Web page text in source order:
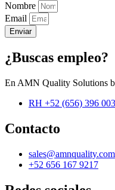
Nombre
Email
Enviar
¿Buscas empleo?
En AMN Quality Solutions
RH +52 (656) 396
Contacto
sales@amnquality.com
+52 656 167 9217